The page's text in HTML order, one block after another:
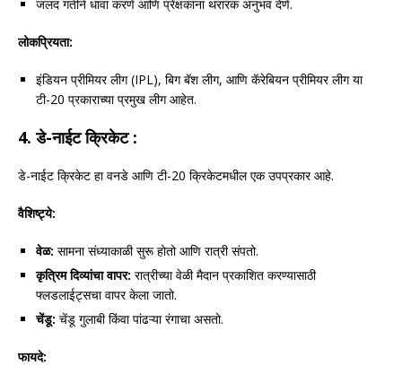
जलद गतीने धावा करणे आणि प्रेक्षकांना थरारक अनुभव देणे.
लोकप्रियता:
इंडियन प्रीमियर लीग (IPL), बिग बॅश लीग, आणि कॅरेबियन प्रीमियर लीग या
टी-20 प्रकाराच्या प्रमुख लीग आहेत.
4.डे-नाईट क्रिकेट :
डे-नाईट क्रिकेट हा वनडे आणि टी-20 क्रिकेटमधील एक उपप्रकार आहे.
वैशिष्ट्ये:
वेळ: सामना संध्याकाळी सुरू होतो आणि रात्री संपतो.
कृत्रिम दिव्यांचा वापर: रात्रीच्या वेळी मैदान प्रकाशित करण्यासाठी
फ्लडलाईट्सचा वापर केला जातो.
चेंडू: चेंडू गुलाबी किंवा पांढऱ्या रंगाचा असतो.
फायदे: